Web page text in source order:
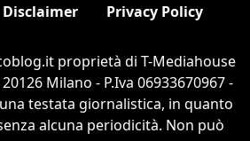
Disclaimer Privacy Policy
proprietà di T-Mediahouse
Milano - P.Iva 06933670967 -
testata giornalistica, in quanto
alcuna periodicità. Non può